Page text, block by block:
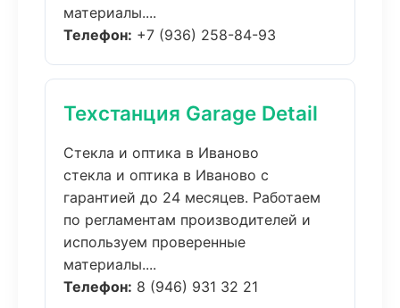
материалы....
Телефон: +7 (936) 258-84-93
Техстанция Garage Detail
Стекла и оптика в Иваново
стекла и оптика в Иваново с
гарантией до 24 месяцев. Работаем
по регламентам производителей и
используем проверенные
материалы....
Телефон: 8 (946) 931 32 21